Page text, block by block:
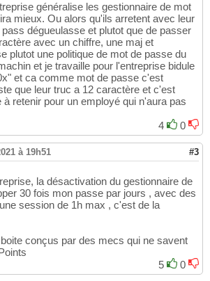
généralise les gestionnaire de mot
mieux. Ou alors qu'ils arretent avec leur
dégueulasse et plutot que de passer
avec un chiffre, une maj et
plutot une politique de mot de passe du
et je travaille pour l'entreprise bidule
et ca comme mot de passe c'est
que leur truc a 12 caractère et c'est
à retenir pour un employé qui n'aura pas
4
0
à 19h51 #3
la désactivation du gestionnaire de
30 fois mon passe par jours , avec des
session de 1h max , c'est de la
conçus par des mecs qui ne savent
5
0